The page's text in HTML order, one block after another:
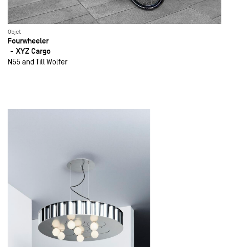
Objet
Fourwheeler
XYZ Cargo
N55 and Till Wolfer